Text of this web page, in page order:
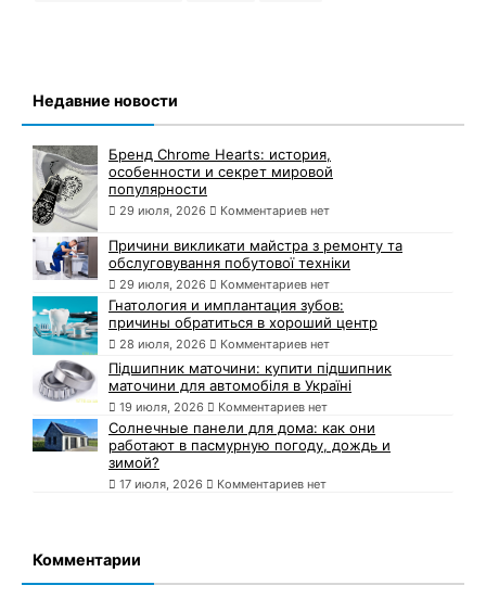
Недавние новости
Бренд Chrome Hearts: история,
особенности и секрет мировой
популярности
29 июля, 2026 Комментариев нет
Причини викликати майстра з ремонту та
обслуговування побутової техніки
29 июля, 2026 Комментариев нет
Гнатология и имплантация зубов:
причины обратиться в хороший центр
28 июля, 2026 Комментариев нет
Підшипник маточини: купити підшипник
маточини для автомобіля в Україні
19 июля, 2026 Комментариев нет
Солнечные панели для дома: как они
работают в пасмурную погоду, дождь и
зимой?
17 июля, 2026 Комментариев нет
Комментарии